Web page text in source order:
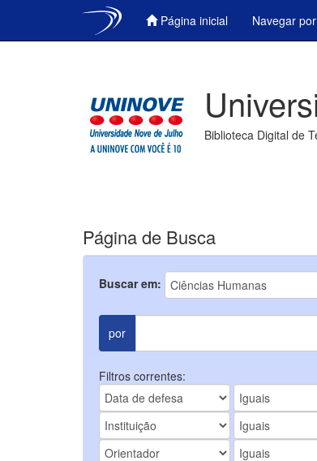
Página inicial Navegar por
Biblioteca Digital de
Página de Busca
Buscar em:
por
Filtros correntes: